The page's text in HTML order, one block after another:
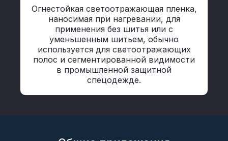
Огнестойкая светоотражающая пленка,
наносимая при нагревании, для
применения без шитья или с
уменьшенным шитьем, обычно
используется для светоотражающих
полос и сегментированной видимости
в промышленной защитной
спецодежде.